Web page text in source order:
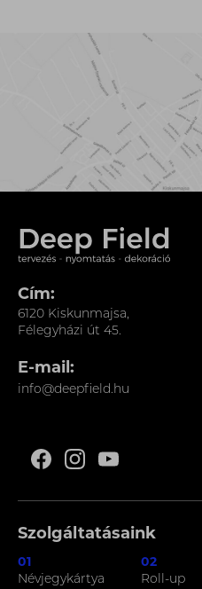
Cím:
6120 Kiskunmajsa,
Félegyházi út 45.
E-mail:
info@deepfield.hu
Szolgáltatásaink
01
Névjegykártya
02
Roll-up